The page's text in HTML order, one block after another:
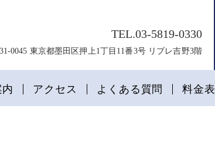
TEL.03-5819-0330
0045 東京都墨田区押上1丁目11番3号 リブレ吉野3階
アクセス よくある質問 料金表